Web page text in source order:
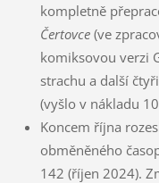
kompletně
Čertovce(ve
komiksovou verzi
strachu a další
(vyšlo v nákladu
Koncem října
obměněného
142 (říjen 2024).